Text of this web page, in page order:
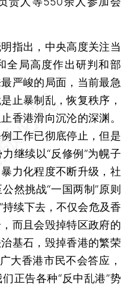
出，中央高度关注当
全局高度作出研判和部
严峻的局面，当前最急
止暴制乱，恢复秩序，
香港滑向沉沦的深渊。
工作已彻底停止，但是
继续以“反修例”为幌子
力化程度不断升级，社
然挑战“一国两制”原则
持续下去，不仅会危及香
而且会毁掉特区政府的
基石，毁掉香港的繁荣
大香港市民不会答应，
正告各种“反中乱港”势